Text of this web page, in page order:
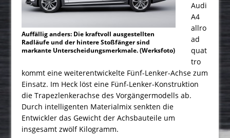
Auffällig anders: Die kraftvoll ausgestellten
Radläufe und der hintere Stoßfänger sind
markante Unterscheidungsmerkmale. (Werksfoto)
Audi
A4
allro
ad
quat
tro
kommt eine weiterentwickelte Fünf-Lenker-Achse zum
Einsatz. Im Heck löst eine Fünf-Lenker-Konstruktion
die Trapezlenkerachse des Vorgängermodells ab.
Durch intelligenten Materialmix senkten die
Entwickler das Gewicht der Achsbauteile um
insgesamt zwölf Kilogramm.